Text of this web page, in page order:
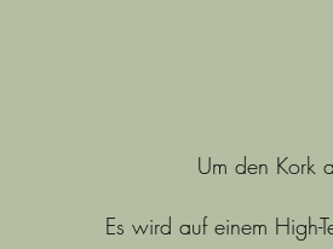
Um den Kork
Es wird auf einem